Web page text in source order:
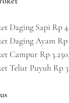
Daging Sapi Rp
Daging Ayam Rp
Campur Rp
Telur Puyuh Rp